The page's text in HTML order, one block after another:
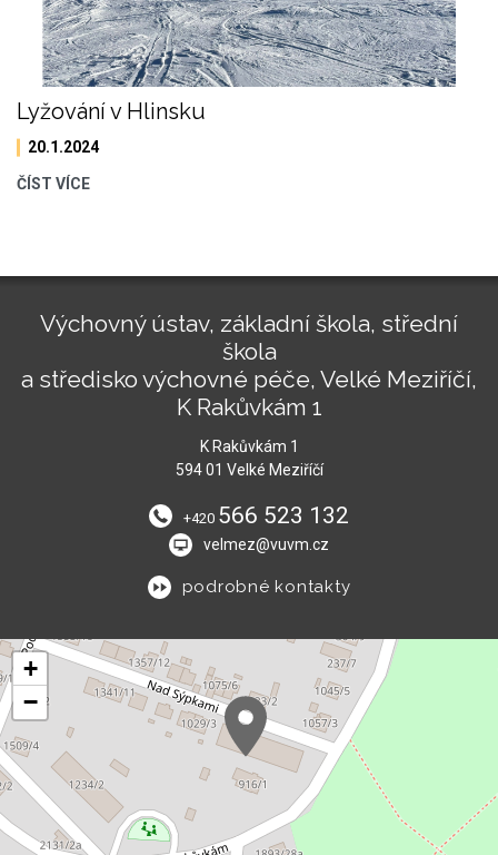
Lyžování v Hlinsku
20.1.2024
ČÍST VÍCE
Výchovný ústav, základní škola, střední
škola
a středisko výchovné péče, Velké Meziříčí,
K Rakůvkám 1
K Rakůvkám 1
594 01 Velké Meziříčí
+420 566 523 132
velmez@vuvm.cz
podrobné kontakty
+
−